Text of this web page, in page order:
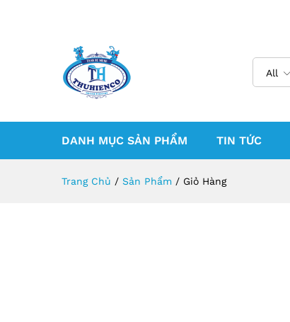
All
DANH MỤC SẢN PHẨM TIN TỨC
Trang Chủ / Sản Phẩm / Giỏ Hàng